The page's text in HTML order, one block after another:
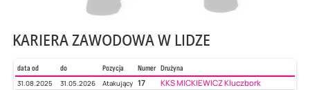
KARIERA ZAWODOWA W LIDZE
data od do Pozycja Numer Drużyna
31.08.2025
31.05.2026 Atakujący 17 KKS MICKIEWICZ Kluczbork